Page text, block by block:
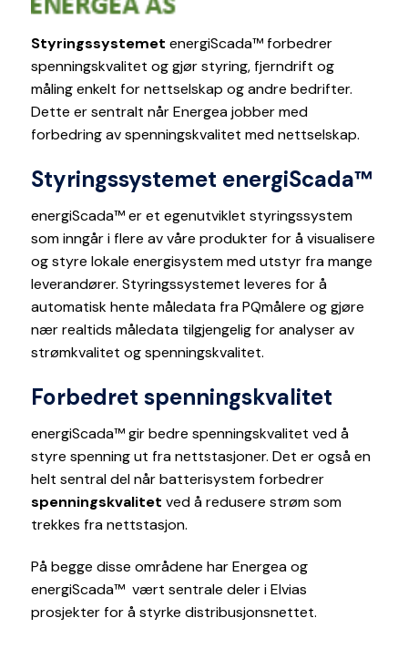
Styringssystemet energiScada™ forbedrer
spenningskvalitet og gjør styring, fjerndrift og
måling enkelt for nettselskap og andre bedrifter.
Dette er sentralt når Energea jobber med
forbedring av spenningskvalitet med nettselskap.
Styringssystemet energiScada™
energiScada™ er et egenutviklet styringssystem
som inngår i flere av våre produkter for å visualisere
og styre lokale energisystem med utstyr fra mange
leverandører. Styringssystemet leveres for å
automatisk hente måledata fra PQmålere og gjøre
nær realtids måledata tilgjengelig for analyser av
strømkvalitet og spenningskvalitet.
Forbedret spenningskvalitet
energiScada™ gir bedre spenningskvalitet ved å
styre spenning ut fra nettstasjoner. Det er også en
helt sentral del når batterisystem forbedrer
spenningskvalitet ved å redusere strøm som
trekkes fra nettstasjon.
På begge disse områdene har Energea og
energiScada™ vært sentrale deler i Elvias
prosjekter for å styrke distribusjonsnettet.